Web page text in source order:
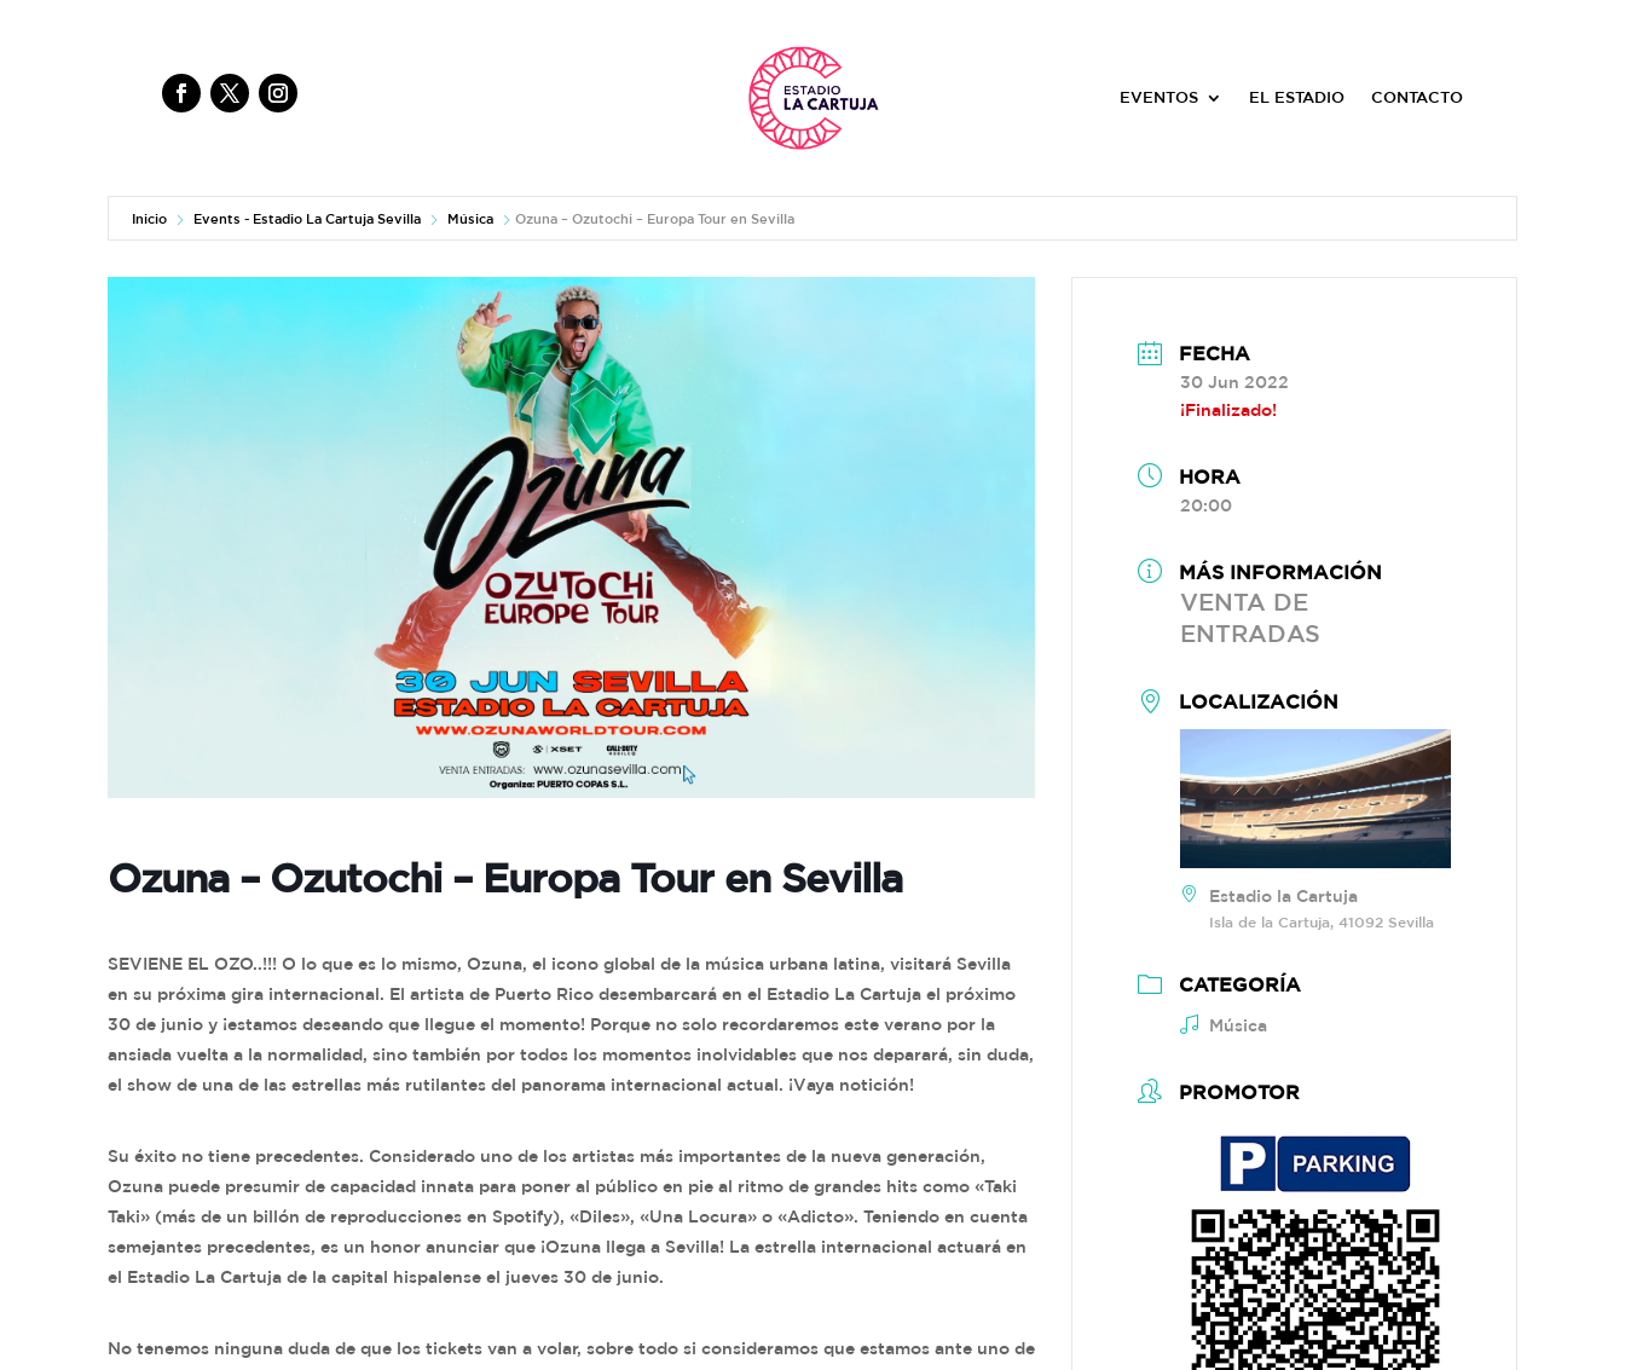
EVENTOS EL ESTADIO CONTACTO
Inicio Events - Estadio La Cartuja Sevilla Música Ozuna – Ozutochi – Europa Tour en Sevilla
Ozuna – Ozutochi – Europa Tour en Sevilla
SEVIENE EL OZO..!!! O lo que es lo mismo, Ozuna, el icono global de la música urbana latina, visitará Sevilla
en su próxima gira internacional. El artista de Puerto Rico desembarcará en el Estadio La Cartuja el próximo
30 de junio y ¡estamos deseando que llegue el momento! Porque no solo recordaremos este verano por la
ansiada vuelta a la normalidad, sino también por todos los momentos inolvidables que nos deparará, sin duda,
el show de una de las estrellas más rutilantes del panorama internacional actual. ¡Vaya notición!
Su éxito no tiene precedentes. Considerado uno de los artistas más importantes de la nueva generación,
Ozuna puede presumir de capacidad innata para poner al público en pie al ritmo de grandes hits como «Taki
Taki» (más de un billón de reproducciones en Spotify), «Diles», «Una Locura» o «Adicto». Teniendo en cuenta
semejantes precedentes, es un honor anunciar que ¡Ozuna llega a Sevilla! La estrella internacional actuará en
el Estadio La Cartuja de la capital hispalense el jueves 30 de junio.
No tenemos ninguna duda de que los tickets van a volar, sobre todo si consideramos que estamos ante uno de
FECHA
30 Jun 2022
¡Finalizado!
HORA
20:00
MÁS INFORMACIÓN
VENTA DE
ENTRADAS
LOCALIZACIÓN
Estadio la Cartuja
Isla de la Cartuja, 41092 Sevilla
CATEGORÍA
Música
PROMOTOR